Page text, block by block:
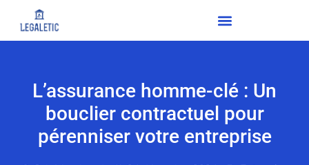
L’assurance homme-clé : Un
bouclier contractuel pour
pérenniser votre entreprise